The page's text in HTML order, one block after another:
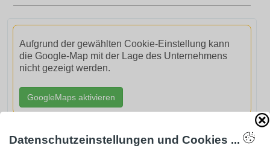
Aufgrund der gewählten Cookie-Einstellung kann
die Google-Map mit der Lage des Unternehmens
nicht gezeigt werden.
GoogleMaps aktivieren
Datenschutzeinstellungen und Cookies ...